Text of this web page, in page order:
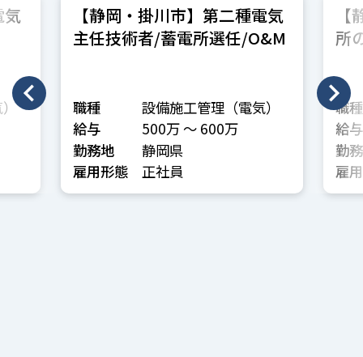
気
【静岡・掛川市】第二種電気
主任技術者/蓄電所選任/O&M
職種
設備施工管理（電気）
給与
500万 〜 600万
勤務地
静岡県
雇用形態
正社員
所
職種
給与
勤
雇